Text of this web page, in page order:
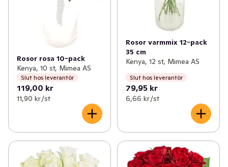
Rosor rosa 10-pack
Kenya, 10 st, Mimea AS
Slut hos leverantör
119,00 kr
11,90 kr /st
Rosor varmmix 12-pack
35 cm
Kenya, 12 st, Mimea AS
Slut hos leverantör
79,95 kr
6,66 kr /st